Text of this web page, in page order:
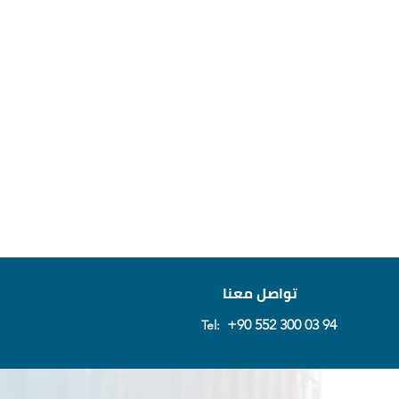
تواصل معنا
Tel: +90 552 300 03 94